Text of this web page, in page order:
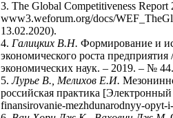
3. The Global Competitiveness
www3.weforum.org/docs/
13.02.2020).
4. Галицких В.Н. Формирование и
экономического роста
экономических наук. – 2019. – №
5.Лурье В., Мелихов Е.И.
российская практика
finansirovanie-mezhdunarodnyy-